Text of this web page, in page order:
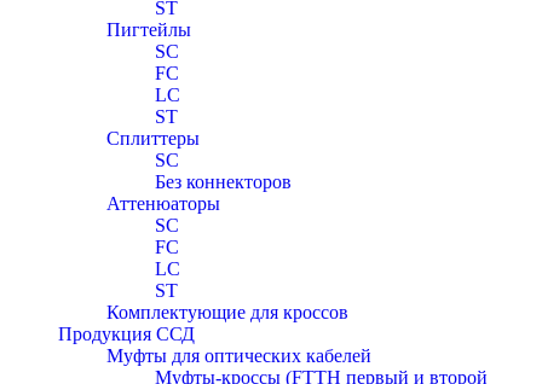
ST
Пигтейлы
SC
FC
LC
ST
Сплиттеры
SC
Без коннекторов
Аттенюаторы
SC
FC
LC
ST
Комплектующие для кроссов
Продукция ССД
Муфты для оптических кабелей
Муфты-кроссы (FTTH первый и второй